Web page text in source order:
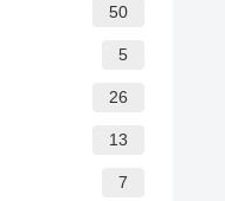
50
5
26
13
7